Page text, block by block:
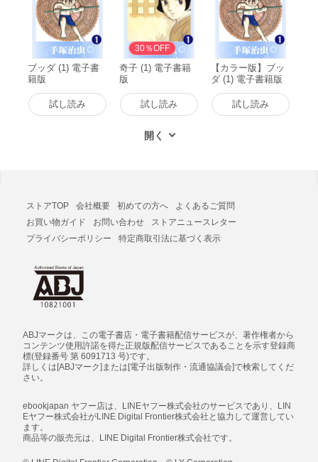
ブッダ (1) 電子書
籍版
試し読み
30％OFF
奇子 (1) 電子書籍
版
試し読み
【カラー版】ブッ
ダ (1) 電子書籍版
試し読み
ストアTOP 会社概要 初めての方へ
よくあるご質問
お買い物ガイド
お問い合わせ
ストアニュースレター
プライバシーポリシー
特定商取引法に基づく表示
ABJマークは、この電子書店・電子書籍配信サービスが、著作権者から
コンテンツ使用許諾を得た正規版配信サービスであることを示す登録商
標(登録番号 第 6091713 号)です。
詳しくは[ABJマーク]または[電子出版制作・流通協議会]で検索してくだ
さい。
ebookjapan ヤフー店は、LINEヤフー株式会社のサービスであり、LIN
Eヤフー株式会社がLINE Digital Frontier株式会社と協力して運営してい
ます。
商品等の販売元は、LINE Digital Frontier株式会社です。